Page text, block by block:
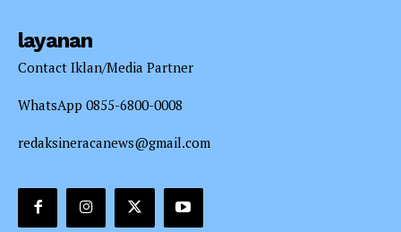
layanan
Contact Iklan/Media Partner
WhatsApp 0855-6800-0008
redaksineracanews@gmail.com